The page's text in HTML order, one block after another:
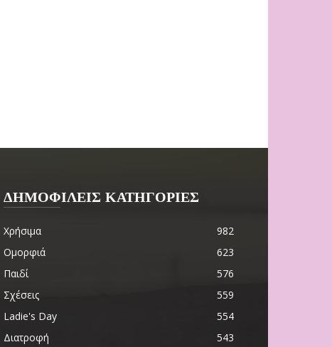
ΔΗΜΟΦΙΛΕΙΣ ΚΑΤΗΓΟΡΙΕΣ
Χρήσιμα
982
Ομορφιά
623
Παιδί
576
Σχέσεις
559
Ladie's Day
554
Διατροφή
543